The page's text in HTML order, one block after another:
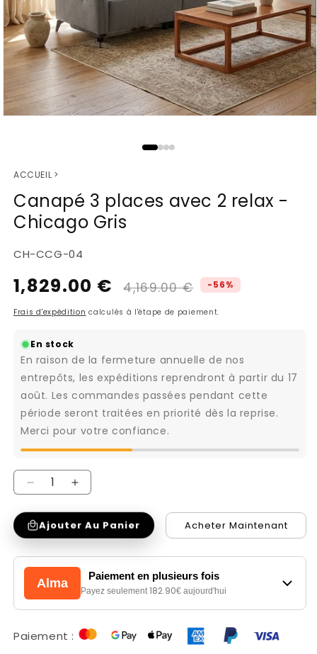
dans
une
fenêtre
modale
ACCUEIL >
Canapé 3 places avec 2 relax -
Chicago Gris
SKU:
CH-CCG-04
Prix
1,829.00 €
Prix
4,169.00 € -56%
Frais d'expédition calculés à l'étape de paiement.
En stock
En raison de la fermeture annuelle de nos
entrepôts, les expéditions reprendront à partir du 17
août. Les commandes passées pendant cette
période seront traitées en priorité dès la reprise.
Merci pour votre confiance.
Réduire
la
quantité
de
Canapé
places
2
Augmenter
la
quantité
de
Canapé
places
avec
2
Ajouter Au Panier Acheter Maintenant
Alma
Paiement en plusieurs fois
Payez seulement182.90€ aujourd'hui
Paiement :